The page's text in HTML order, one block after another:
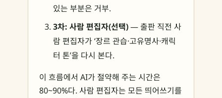
있는 부분은 거부.
3차: 사람 편집자(선택)— 출판 직전 사
람 편집자가 ‘장르 관습·고유명사·캐릭
터 톤’을 다시 본다.
이 흐름에서 AI가 절약해 주는 시간은
80~90%다. 사람 편집자는 모든 띄어쓰기를